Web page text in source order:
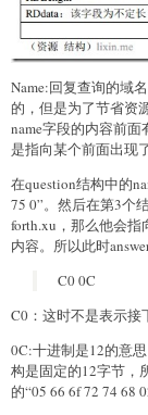
Name:回复查询的域
的，但是为了节省资
name字段的内容前
是指向某个前面出现
在question结构中的
75 0”。然后在第3个
forth.xu，那么他会指
内容。所以此时
C0 0C
C0：这时不是表示接
0C:十进制是12的意
构是固定的12字节，
的“05 66 6f 72 74 68